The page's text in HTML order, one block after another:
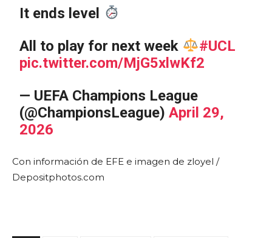
It ends level
All to play for next week
#UCL
pic.twitter.com/MjG5xlwKf2
— UEFA Champions League
(@ChampionsLeague)April 29,
2026
Con información de EFE e imagen de zloyel /
Depositphotos.com